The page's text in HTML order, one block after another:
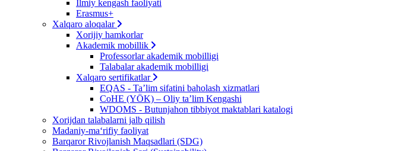
Ilmiy kengash faoliyati
Erasmus+
Xalqaro aloqalar
Xorijiy hamkorlar
Akademik mobillik
Professorlar akademik mobilligi
Talabalar akademik mobilligi
Xalqaro sertifikatlar
EQAS - Ta’lim sifatini baholash xizmatlari
CoHE (YÖK) – Oliy ta’lim Kengashi
WDOMS - Butunjahon tibbiyot maktablari katalogi
Xorijdan talabalarni jalb qilish
Madaniy-ma‘rifiy faoliyat
Barqaror Rivojlanish Maqsadlari (SDG)